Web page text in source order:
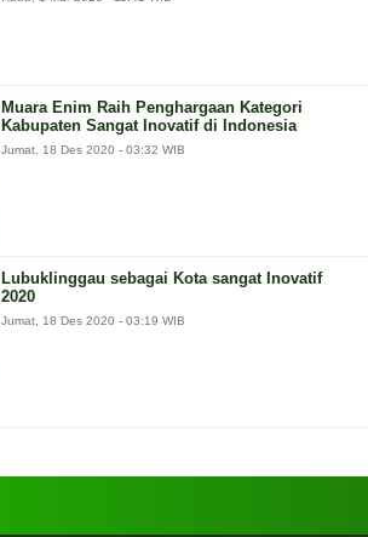
Muara Enim Raih Penghargaan Kategori
Kabupaten Sangat Inovatif di Indonesia
Jumat, 18 Des 2020 - 03:32 WIB
Lubuklinggau sebagai Kota sangat Inovatif
2020
Jumat, 18 Des 2020 - 03:19 WIB